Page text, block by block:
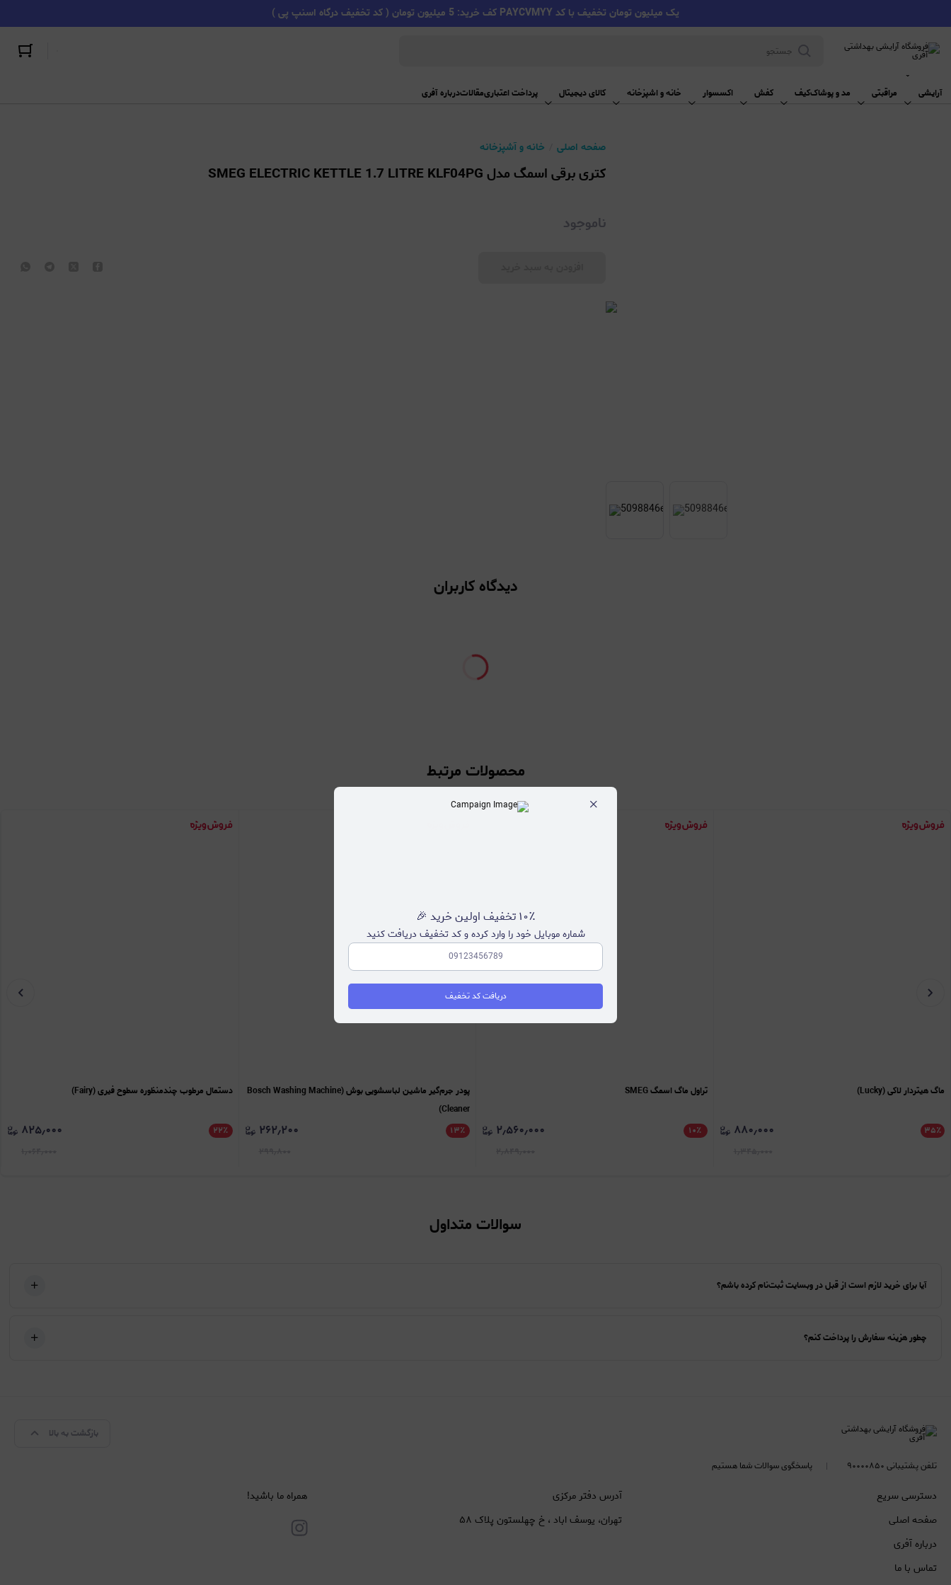
یک میلیون تومان تخفیف با کد PAYCVMYY کف خرید: 5 میلیون تومان ( کد تخفیف درگاه اسنپ پی )
آرایشی مراقبتی مد و پوشاککیف کفش اکسسوار خانه و اشپزخانه کالای دیجیتال پرداخت اعتباریمقالاتدرباره آفری
صفحه اصلی خانه و آشپزخانه
کتری برقی اسمگ مدل SMEG ELECTRIC KETTLE 1.7 LITRE KLF04PG
ناموجود
دیدگاه کاربران
محصولات مرتبط
ماگ هیتردار لاکی (Lucky)
۳۵٪ ۸۸۰٫۰۰۰
تراول ماگ اسمگ SMEG
۱۰٪ ۲٫۵۶۰٫۰۰۰
پودر جرم‌گیر ماشین لباسشویی بوش (Bosch Washing Machine
Cleaner)
۱۳٪ ۲۶۲٫۲۰۰
دستمال مرطوب چندمنظوره سطوح فیری (Fairy)
۲۲٪ ۸۲۵٫۰۰۰
سوالات متداول
آیا برای خرید لازم است از قبل در وبسایت ثبت‌نام کرده باشم؟
چطور هزینه سفارش را پرداخت کنم؟
بازگشت به بالا
تلفن پشتیبانی ۹۰۰۰۰۸۵۰ پاسخگوی سوالات شما هستیم
دسترسی سریع
صفحه اصلی
درباره آفری
تماس با ما
آدرس دفتر مرکزی
تهران، یوسف اباد ، خ چهلستون پلاک ۵۸
همراه ما باشید!
×
۱۰٪ تخفیف اولین خرید 🎉
شماره موبایل خود را وارد کرده و کد تخفیف دریافت کنید
دریافت کد تخفیف